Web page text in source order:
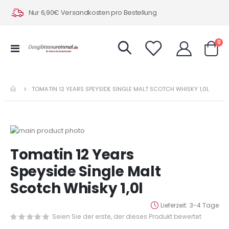
Nur 6,90€ Versandkosten pro Bestellung
Navigation
0
TOMATIN 12 YEARS SPEYSIDE SINGLE MALT SCOTCH WHISKY 1,0L
Zum
der
Bildergalerie
springen
Anfang
der
Bildergalerie
springen
Tomatin 12 Years
Speyside Single Malt
Scotch Whisky 1,0l
Lieferzeit 3-4 Tage
Seien Sie der erste, der dieses Produkt bewertet